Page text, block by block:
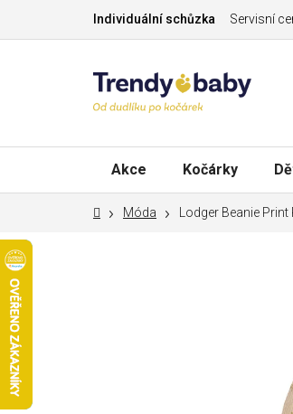
Individuální schůzka Servisní
Akce Kočárky
DomůMóda Lodger Beanie Print